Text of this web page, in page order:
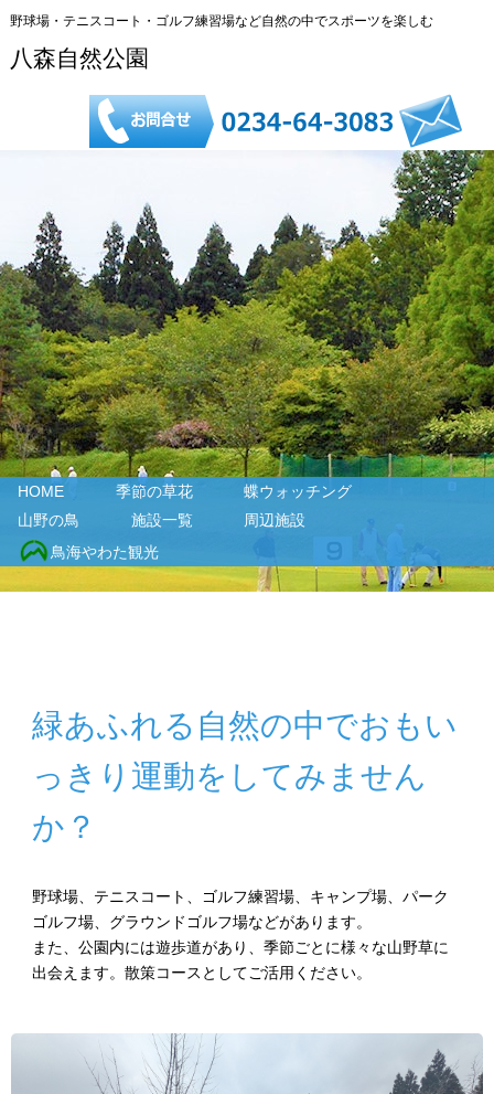
野球場・テニスコート・ゴルフ練習場など自然の中でスポーツを楽しむ
八森自然公園
HOME 季節の草花
蝶ウォッチング
山野の鳥
施設一覧
周辺施設
鳥海やわた観光
緑あふれる自然の中でおもい
っきり運動をしてみません
か？
野球場、テニスコート、ゴルフ練習場、キャンプ場、パーク
ゴルフ場、グラウンドゴルフ場などがあります。
また、公園内には遊歩道があり、季節ごとに様々な山野草に
出会えます。散策コースとしてご活用ください。